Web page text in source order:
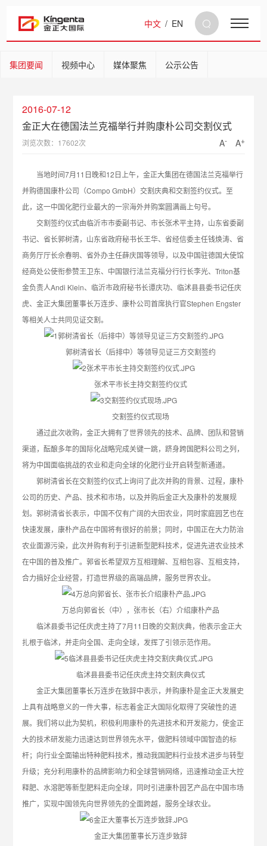
中文 / EN
集团要闻 视频中心 媒体聚焦 公示公告
2016-07-12
金正大在德国法兰克福举行并购康朴公司交割仪式
浏览次数：17602次 A- A+
当地时间7月11日晚和12日上午，金正大集团在德国法兰克福举行
并购德国康朴公司（Compo GmbH）交割庆典和交割签约仪式。至
此，这一中国化肥行业最大的一宗海外并购案圆满画上句号。
交割签约仪式由临沂市市委副书记、市长张术平主持，山东省委副
书记、省长郭树清，山东省政府秘书长王华、省经信委主任钱焕涛、省
商务厅厅长佘春明、省外办主任薛庆国等领导，以及中国驻德国大使馆
经商处公使衔参赞王卫东、中国银行法兰克福分行行长李光、Triton基
金负责人Andi Klein、临沂市政府秘书长谭庆功、临沭县县委书记任庆
虎、金正大集团董事长万连步、康朴公司首席执行官Stephen Engster
等相关人士共同见证交割。
郭树清省长（后排中）等领导见证三方交割签约
张术平市长主持交割签约仪式
交割签约仪式现场
通过此次收购，金正大拥有了世界领先的技术、品牌、团队和营销
渠道，酝酿多年的国际化战略完成关键一跳，跻身跨国肥料公司之列，
将为中国面临挑战的农业和走向全球的化肥行业开启转型新通道。
郭树清省长在交割签约仪式上询问了此次并购的背景、过程，康朴
公司的历史、产品、技术和市场，以及并购后金正大及康朴的发展规
划。郭树清省长表示，中国不仅有广阔的大田农业，同时家庭园艺也在
快速发展，康朴产品在中国将有很好的前景；同时，中国正在大力防治
农业面源污染，此次并购有利于引进新型肥料技术，促进先进农业技术
在中国的普及推广。郭省长希望双方互相理解、互相包容、互相支持，
合力搞好企业经营，打造世界级的高端品牌，服务世界农业。
万总向郭省长（中），张市长（右）介绍康朴产品
临沭县委书记任庆虎主持了7月11日晚的交割庆典，他表示金正大
扎根于临沭，并走向全国、走向全球，发挥了引领示范作用。
临沭县县委书记任庆虎主持交割庆典仪式
金正大集团董事长万连步在致辞中表示，并购康朴是金正大发展史
上具有战略意义的一件大事，标志着金正大国际化取得了突破性的进
展。我们将以此为契机，积极利用康朴的先进技术和开发能力，使金正
大的技术研发能力迅速达到世界领先水平，做肥料领域中国智造的标
杆；向行业全面输出特种肥料技术，推动我国肥料行业技术进步与转型
升级；充分利用康朴的品牌影响力和全球营销网络，迅速推动金正大控
释肥、水溶肥等新型肥料走向全球，同时引进康朴园艺产品在中国市场
推广，实现中国领先向世界领先的全面跨越，服务全球农业。
金正大集团董事长万连步致辞